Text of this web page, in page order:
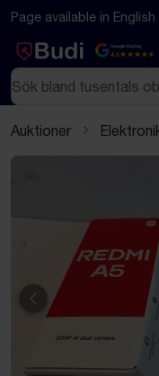
Hoppa till innehåll
Textbaserad
Page available in English
Google Rating
4.5
Sök
Auktioner
Föregående